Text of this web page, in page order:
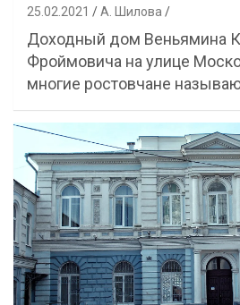
25.02.2021 А. Шилова
Доходный дом Веньямина
Фроймовича на улице
многие ростовчане